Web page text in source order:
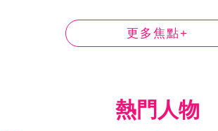
更多焦點+
熱門人物